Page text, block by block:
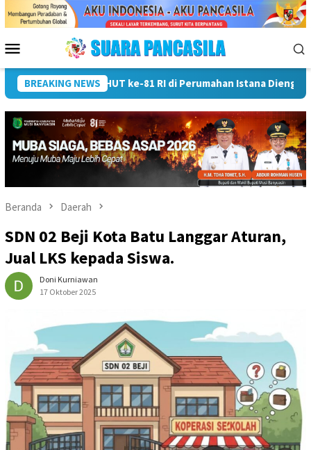
Menu
Mobile
BREAKING NEWSWali Kota Lubuk Linggau Kukuhkan Pramuka
Beranda Daerah
SDN 02 Beji Kota Batu Langgar Aturan,
Jual LKS kepada Siswa.
Doni Kurniawan
17 Oktober 2025